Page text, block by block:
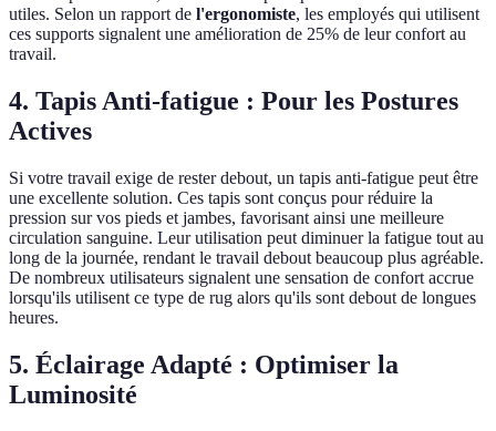
utiles. Selon un rapport de l'ergonomiste, les employés qui utilisent
ces supports signalent une amélioration de 25% de leur confort au
travail.
4. Tapis Anti-fatigue : Pour les Postures
Actives
Si votre travail exige de rester debout, un tapis anti-fatigue peut être
une excellente solution. Ces tapis sont conçus pour réduire la
pression sur vos pieds et jambes, favorisant ainsi une meilleure
circulation sanguine. Leur utilisation peut diminuer la fatigue tout au
long de la journée, rendant le travail debout beaucoup plus agréable.
De nombreux utilisateurs signalent une sensation de confort accrue
lorsqu'ils utilisent ce type de rug alors qu'ils sont debout de longues
heures.
5. Éclairage Adapté : Optimiser la
Luminosité